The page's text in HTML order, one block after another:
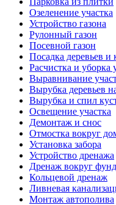
Озеленение участка
Устройство газона
Рулонный газон
Посевной газон
Посадка деревьев и
Расчистка и уборка
Выравнивание
Вырубка деревьев
Вырубка и спил
Освещение участка
Демонтаж и снос
Отмостка вокруг
Установка забора
Устройство дренажа
Дренаж вокруг
Кольцевой дренаж
Ливневая
Монтаж автополива